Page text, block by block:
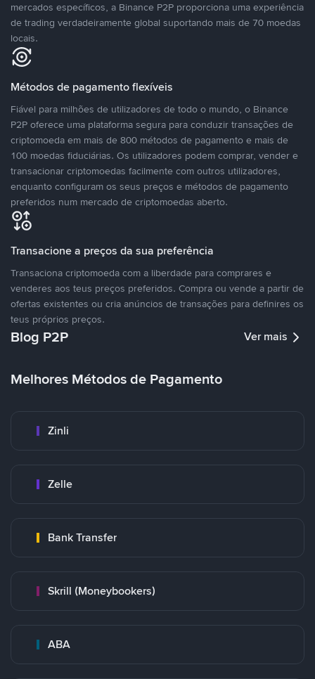
mercados específicos, a Binance P2P proporciona uma experiência
de trading verdadeiramente global suportando mais de 70 moedas
locais.
Métodos de pagamento flexíveis
Fiável para milhões de utilizadores de todo o mundo, o Binance
P2P oferece uma plataforma segura para conduzir transações de
criptomoeda em mais de 800 métodos de pagamento e mais de
100 moedas fiduciárias. Os utilizadores podem comprar, vender e
transacionar criptomoedas facilmente com outros utilizadores,
enquanto configuram os seus preços e métodos de pagamento
preferidos num mercado de criptomoedas aberto.
Transacione a preços da sua preferência
Transaciona criptomoeda com a liberdade para comprares e
venderes aos teus preços preferidos. Compra ou vende a partir de
ofertas existentes ou cria anúncios de transações para definires os
teus próprios preços.
Blog P2P Ver mais
Melhores Métodos de Pagamento
Zinli
Zelle
Bank Transfer
Skrill (Moneybookers)
ABA